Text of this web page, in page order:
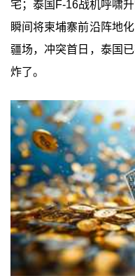
宅；泰国F-16战机呼啸
瞬间将柬埔寨前沿阵地
疆场，冲突首日，泰国
炸了。